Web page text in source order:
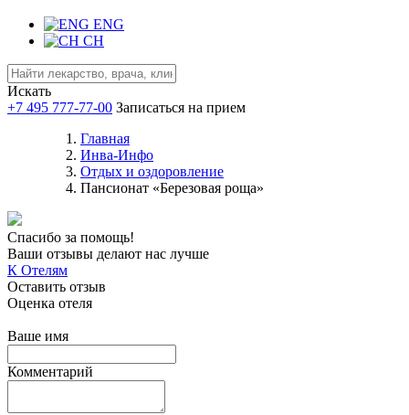
ENG
CH
Искать
+7 495 777-77-00 Записаться на прием
Главная
Инва-Инфо
Отдых и оздоровление
Пансионат «Березовая роща»
Спасибо за помощь!
Ваши отзывы делают нас лучше
К Отелям
Оставить отзыв
Оценка отеля
Ваше имя
Комментарий